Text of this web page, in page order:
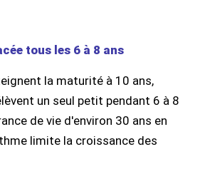
tous les 6 à 8 ans
la maturité à 10 ans,
un seul petit pendant 6 à 8
de vie d'environ 30 ans en
limite la croissance des